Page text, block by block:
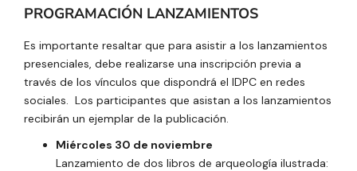
PROGRAMACIÓN LANZAMIENTOS
Es importante resaltar que para asistir a los lanzamientos
presenciales, debe realizarse una inscripción previa a
través de los vínculos que dispondrá el IDPC en redes
sociales. Los participantes que asistan a los lanzamientos
recibirán un ejemplar de la publicación.
Miércoles 30 de noviembre
Lanzamiento de dos libros de arqueología ilustrada: